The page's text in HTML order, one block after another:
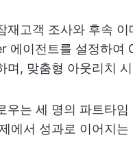
재고객 조사와 후속
에이전트를 설정하여
며, 맞춤형 아웃리치
우는 세 명의 파트타
에서 성과로 이어지